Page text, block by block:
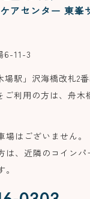
アセンター 東峯
6-11-3
駅」沢海橋改札2番
利用の方は、舟木
はございません。
は、近隣のコイン